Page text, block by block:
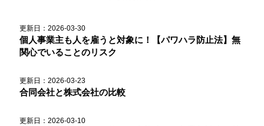
更新日：2026-03-30
個人事業主も人を雇うと対象に！【パワハラ防止法】無
関心でいることのリスク
更新日：2026-03-23
合同会社と株式会社の比較
更新日：2026-03-10